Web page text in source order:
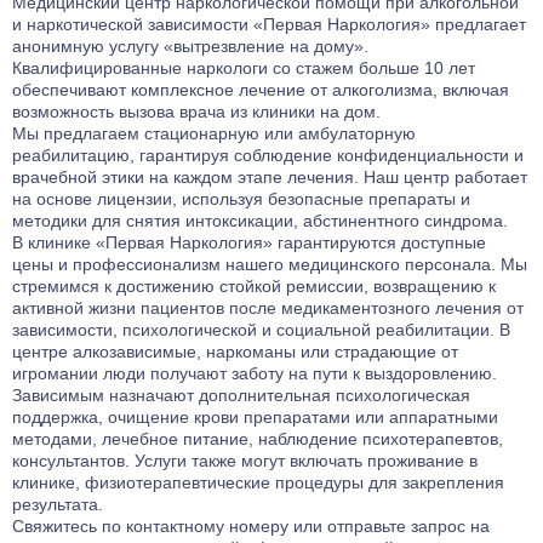
просто «ставим капельницу». Мы проводим полноценную
диагностику состояния, защищаем ваши органы,
предотвращаем осложнения и стабилизируем психику. Это
инвестиция в вашу безопасность и будущее здоровье.
получение водительских прав).
нас важно.
и наркотической зависимости «Первая Наркология» предлагает
анонимную услугу «вытрезвление на дому».
Квалифицированные наркологи со стажем больше 10 лет
обеспечивают комплексное лечение от алкоголизма, включая
возможность вызова врача из клиники на дом.
Мы предлагаем стационарную или амбулаторную
реабилитацию, гарантируя соблюдение конфиденциальности и
врачебной этики на каждом этапе лечения. Наш центр работает
на основе лицензии, используя безопасные препараты и
методики для снятия интоксикации, абстинентного синдрома.
В клинике «Первая Наркология» гарантируются доступные
цены и профессионализм нашего медицинского персонала. Мы
стремимся к достижению стойкой ремиссии, возвращению к
активной жизни пациентов после медикаментозного лечения от
зависимости, психологической и социальной реабилитации. В
центре алкозависимые, наркоманы или страдающие от
игромании люди получают заботу на пути к выздоровлению.
Зависимым назначают дополнительная психологическая
поддержка, очищение крови препаратами или аппаратными
методами, лечебное питание, наблюдение психотерапевтов,
консультантов. Услуги также могут включать проживание в
клинике, физиотерапевтические процедуры для закрепления
результата.
Свяжитесь по контактному номеру или отправьте запрос на